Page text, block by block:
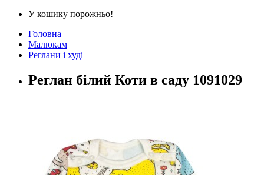
У кошику порожньо!
Головна
Малюкам
Реглани і худі
Реглан білий Коти в саду 1091029